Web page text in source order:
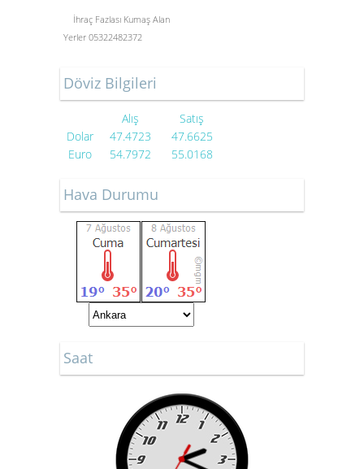
İhraç Fazlası Kumaş Alan
Yerler 05322482372
Döviz Bilgileri
Alış
Satış
Dolar
47.4723
47.6625
Euro
54.7972 55.0168
Hava Durumu
Saat